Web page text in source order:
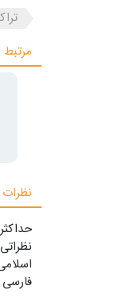
مرتبط
نظرات
حداکثر